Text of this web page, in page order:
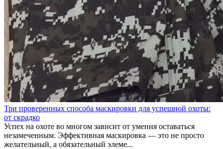
Три проверенных способа маскировки для успешной охоты:
от скрадко
Успех на охоте во многом зависит от умения оставаться
незамеченным. Эффективная маскировка — это не просто
желательный, а обязательный элеме...